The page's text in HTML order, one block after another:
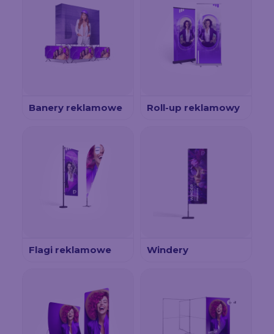
Banery reklamowe Roll-up reklamowy
Flagi reklamowe Windery